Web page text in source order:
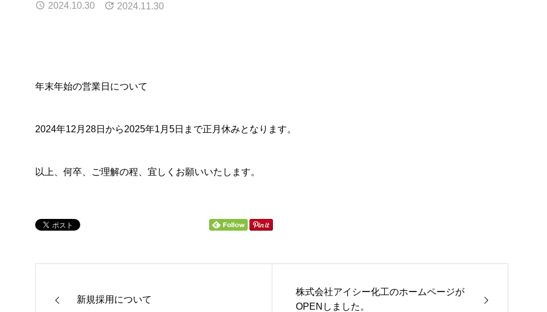
2024.10.30 2024.11.30
年末年始の営業日について
2024年12月28日から2025年1月5日まで正月休みとなります。
以上、何卒、ご理解の程、宜しくお願いいたします。
新規採用について
株式会社アイシー化工のホームページが
OPENしました。